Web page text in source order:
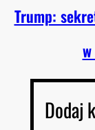
Trump:
Dodaj